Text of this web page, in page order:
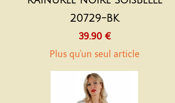
20729-BK
39.90 €
Plus qu'un seul article